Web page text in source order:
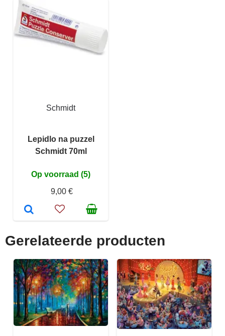
Schmidt
Lepidlo na puzzel
Schmidt 70ml
Op voorraad (5)
9,00 €
Gerelateerde producten